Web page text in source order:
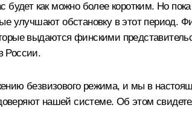
как можно более коротким. Но
улучшают обстановку в этот период.
выдаются финскими
России.
безвизового режима, и мы в
нашей системе. Об этом